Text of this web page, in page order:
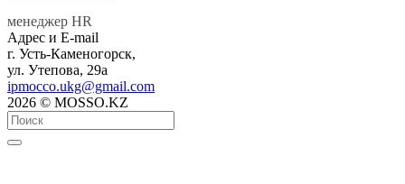
менеджер HR
Адрес и E-mail
г. Усть-Каменогорск,
ул. Утепова, 29а
ipmocco.ukg@gmail.com
2026 © MOSSO.KZ